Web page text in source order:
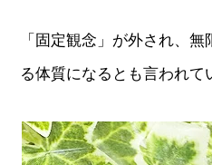
「固定観念」が外され、
る体質になるとも言われて